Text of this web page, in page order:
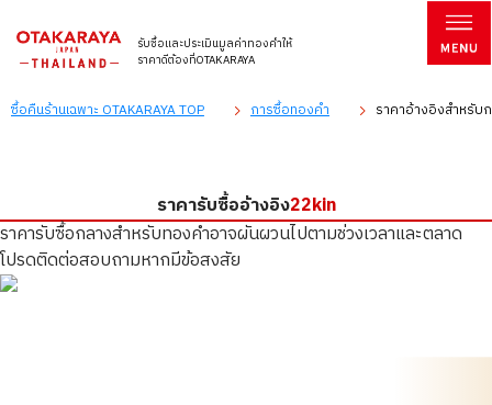
รับซื้อและประเมินมูลค่าทองคำให้
ราคาดีต้องที่OTAKARAYA
ซื้อคืนร้านเฉพาะ OTAKARAYA TOP การซื้อทองคำ ราคาอ้างอิงสำหรับ
ราคารับซื้ออ้างอิง22kin
ราคารับซื้อกลางสำหรับทองคำอาจผันผวนไปตามช่วงเวลาและตลาด
โปรดติดต่อสอบถามหากมีข้อสงสัย